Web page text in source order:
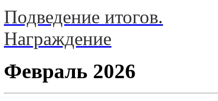
Подведение итогов.
Награждение
Февраль 2026